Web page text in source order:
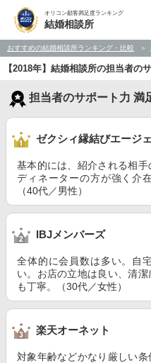
オリコン顧客満足度ランキング
結婚相談所
おすすめの結婚相談所ランキング・比較
【2018年】結婚相談所の担当者の
担当者のサポート力 満
ゼクシィ縁結びエージ
基本的には、紹介される相
ディネーターの方が強く介
（40代／男性）
IBJメンバーズ
全体的に会員数は多い。自
い。お店の立地は良い、清
も丁寧。（30代／女性）
楽天オーネット
対象年齢などかなり厳しい